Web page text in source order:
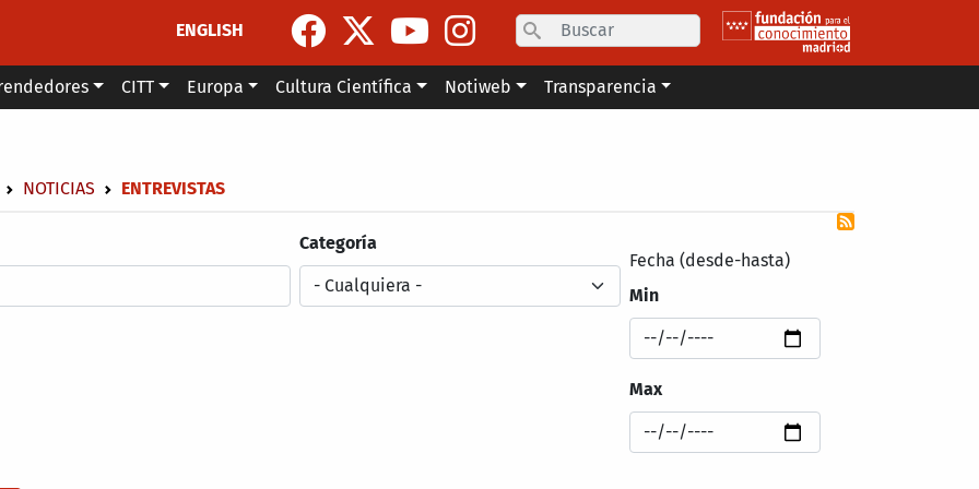
ENGLISH
Search
CITT Europa Cultura Científica Notiweb Transparencia
enlaces de ayuda a la navegación
NOTICIAS ENTREVISTAS
Categoría
Fecha (desde-hasta)
Min
Max